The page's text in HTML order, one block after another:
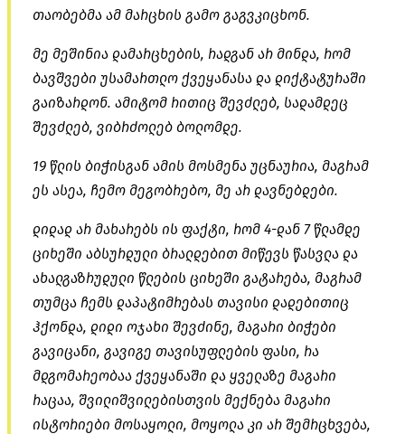
თაობებმა ამ მარცხის გამო გაგვკიცხონ.
მე მეშინია დამარცხების, რადგან არ მინდა, რომ
ბავშვები უსამართლო ქვეყანასა და დიქტატურაში
გაიზარდონ. ამიტომ რითიც შევძლებ, სადამდეც
შევძლებ, ვიბრძოლებ ბოლომდე.
19 წლის ბიჭისგან ამის მოსმენა უცნაურია, მაგრამ
ეს ასეა, ჩემო მეგობრებო, მე არ დავნებდები.
დიდად არ მახარებს ის ფაქტი, რომ 4-დან 7 წლამდე
ციხეში აბსურდული ბრალდებით მიწევს წასვლა და
ახალგაზრუდული წლების ციხეში გატარება, მაგრამ
თუმცა ჩემს დაპატიმრებას თავისი დადებითიც
ჰქონდა, დიდი ოჯახი შევძინე, მაგარი ბიჭები
გავიცანი, გავიგე თავისუფლების ფასი, რა
მდგომარეობაა ქვეყანაში და ყველაზე მაგარი
რაცაა, შვილიშვილებისთვის მექნება მაგარი
ისტორიები მოსაყოლი, მოყოლა კი არ შემრცხვება,